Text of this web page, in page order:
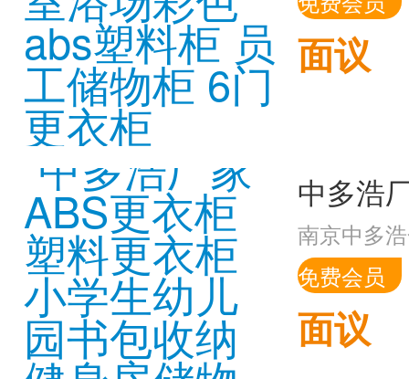
面议
南京中多
免费会员
面议